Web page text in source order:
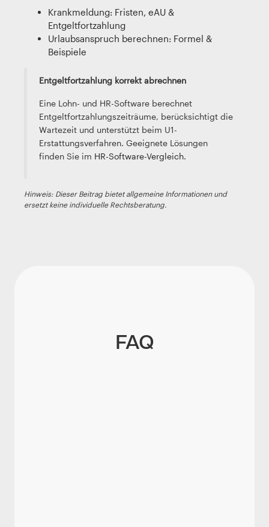
Krankmeldung: Fristen, eAU &
Entgeltfortzahlung
Urlaubsanspruch berechnen: Formel &
Beispiele
Entgeltfortzahlung korrekt abrechnen
Eine Lohn- und HR-Software berechnet
Entgeltfortzahlungszeiträume, berücksichtigt die
Wartezeit und unterstützt beim U1-
Erstattungsverfahren. Geeignete Lösungen
finden Sie im HR-Software-Vergleich.
Hinweis: Dieser Beitrag bietet allgemeine Informationen und
ersetzt keine individuelle Rechtsberatung.
FAQ